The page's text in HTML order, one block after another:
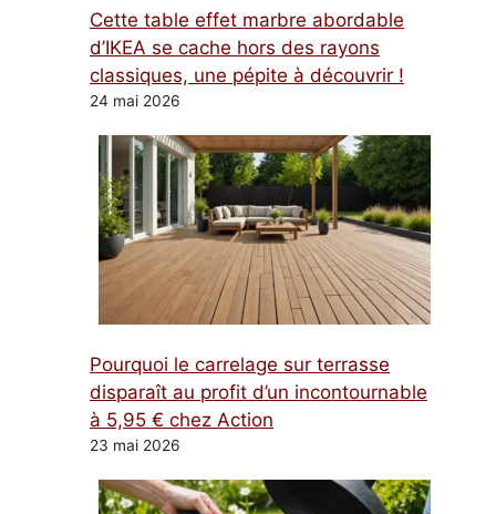
Cette table effet marbre abordable
d’IKEA se cache hors des rayons
classiques, une pépite à découvrir !
24 mai 2026
Pourquoi le carrelage sur terrasse
disparaît au profit d’un incontournable
à 5,95 € chez Action
23 mai 2026